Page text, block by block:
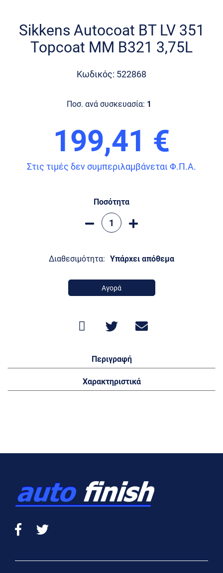
beginning
Sikkens Autocoat BT LV 351
Topcoat MM B321 3,75L
Κωδικός: 522868
Ποσ. ανά συσκευασία: 1
199,41 €
Στις τιμές δεν συμπεριλαμβάνεται Φ.Π.Α.
Ποσότητα
Διαθεσιμότητα: Υπάρχει απόθεμα
Αγορά
Περιγραφή
Χαρακτηριστικά